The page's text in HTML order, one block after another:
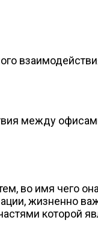
между
во имя чего
жизненно
которой